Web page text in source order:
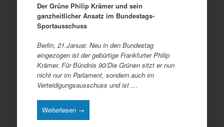
Der Grüne Philip Krämer und sein
ganzheitlicher Ansatz im Bundestags-
Sportausschuss
Berlin, 21.Januar. Neu in den Bundestag
eingezogen ist der gebürtige Frankfurter Philip
Krämer. Für Bündnis 90/Die Grünen sitzt er nun
nicht nur im Parlament, sondern auch im
Verteidigungsausschuss und ist …
Weiterlesen →